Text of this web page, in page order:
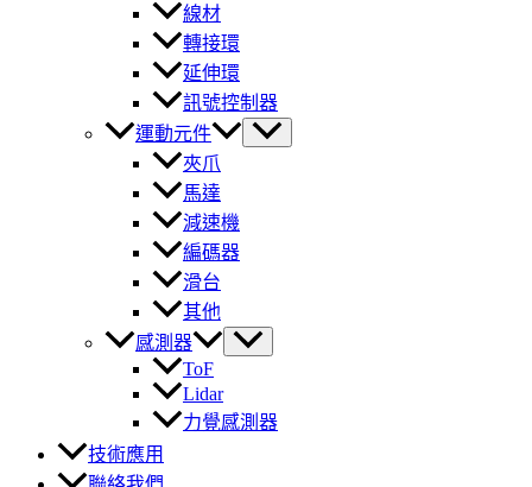
線材
轉接環
延伸環
訊號控制器
運動元件
夾爪
馬達
減速機
編碼器
滑台
其他
感測器
ToF
Lidar
力覺感測器
技術應用